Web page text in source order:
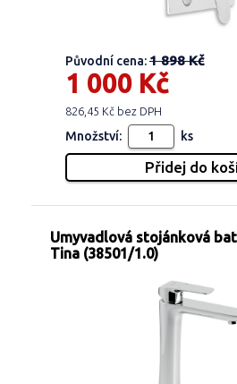
Původní cena:1 898 Kč
1 000 Kč
826,45 Kč bez DPH
Množství: ks
Umyvadlová stojánková
Tina (38501/1.0)